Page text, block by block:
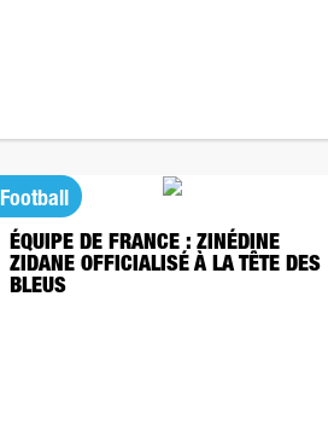
Football
ÉQUIPE DE FRANCE : ZINÉDINE
ZIDANE OFFICIALISÉ À LA TÊTE DES
BLEUS